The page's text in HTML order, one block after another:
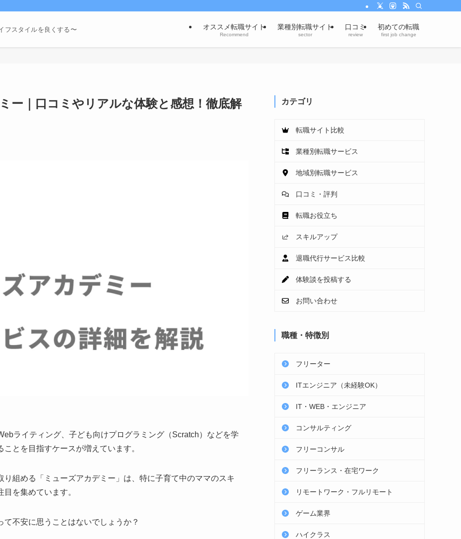
フスタイルを良くする〜 オススメ転職サイト
Recommend
業種別転職サイト
sector
口コミ
review
初めての転職
first job change
ー｜口コミやリアルな体験と感想！徹底解
ライティング、子ども向けプログラミング（Scratch）などを学
とを目指すケースが増えています。
組める「ミューズアカデミー」は、特に子育て中のママのスキ
を集めています。
不安に思うことはないでしょうか？
カテゴリ
転職サイト比較
業種別転職サービス
地域別転職サービス
口コミ・評判
転職お役立ち
スキルアップ
退職代行サービス比較
体験談を投稿する
お問い合わせ
職種・特徴別
フリーター
ITエンジニア（未経験OK）
IT・WEB・エンジニア
コンサルティング
フリーコンサル
フリーランス・在宅ワーク
リモートワーク・フルリモート
ゲーム業界
ハイクラス